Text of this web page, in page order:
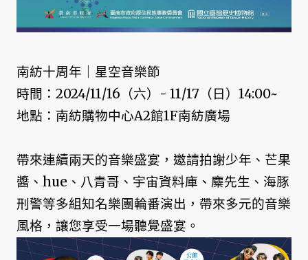
南紡十周年｜星空音樂節
時間：2024/11/16（六）- 11/17（日）14:00~
地點：南紡購物中心A2館1F南紡廣場
帶來連續兩天的音樂盛宴，邀請拍謝少年、芒果
醬、hue、八青哥、宇宙資料庫、麋先生、海豚
刑警等多組知名樂團輪番演出，帶來多元的音樂
風格，讓您享受一場聽覺盛宴。